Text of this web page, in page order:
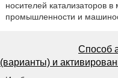
носителей катализаторов
промышленности и
Способ
(варианты) и